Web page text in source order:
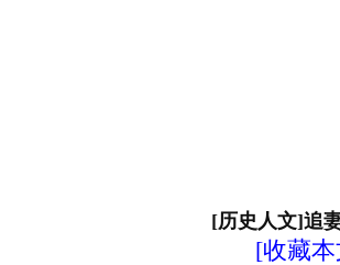
[历史人文]追
[收藏